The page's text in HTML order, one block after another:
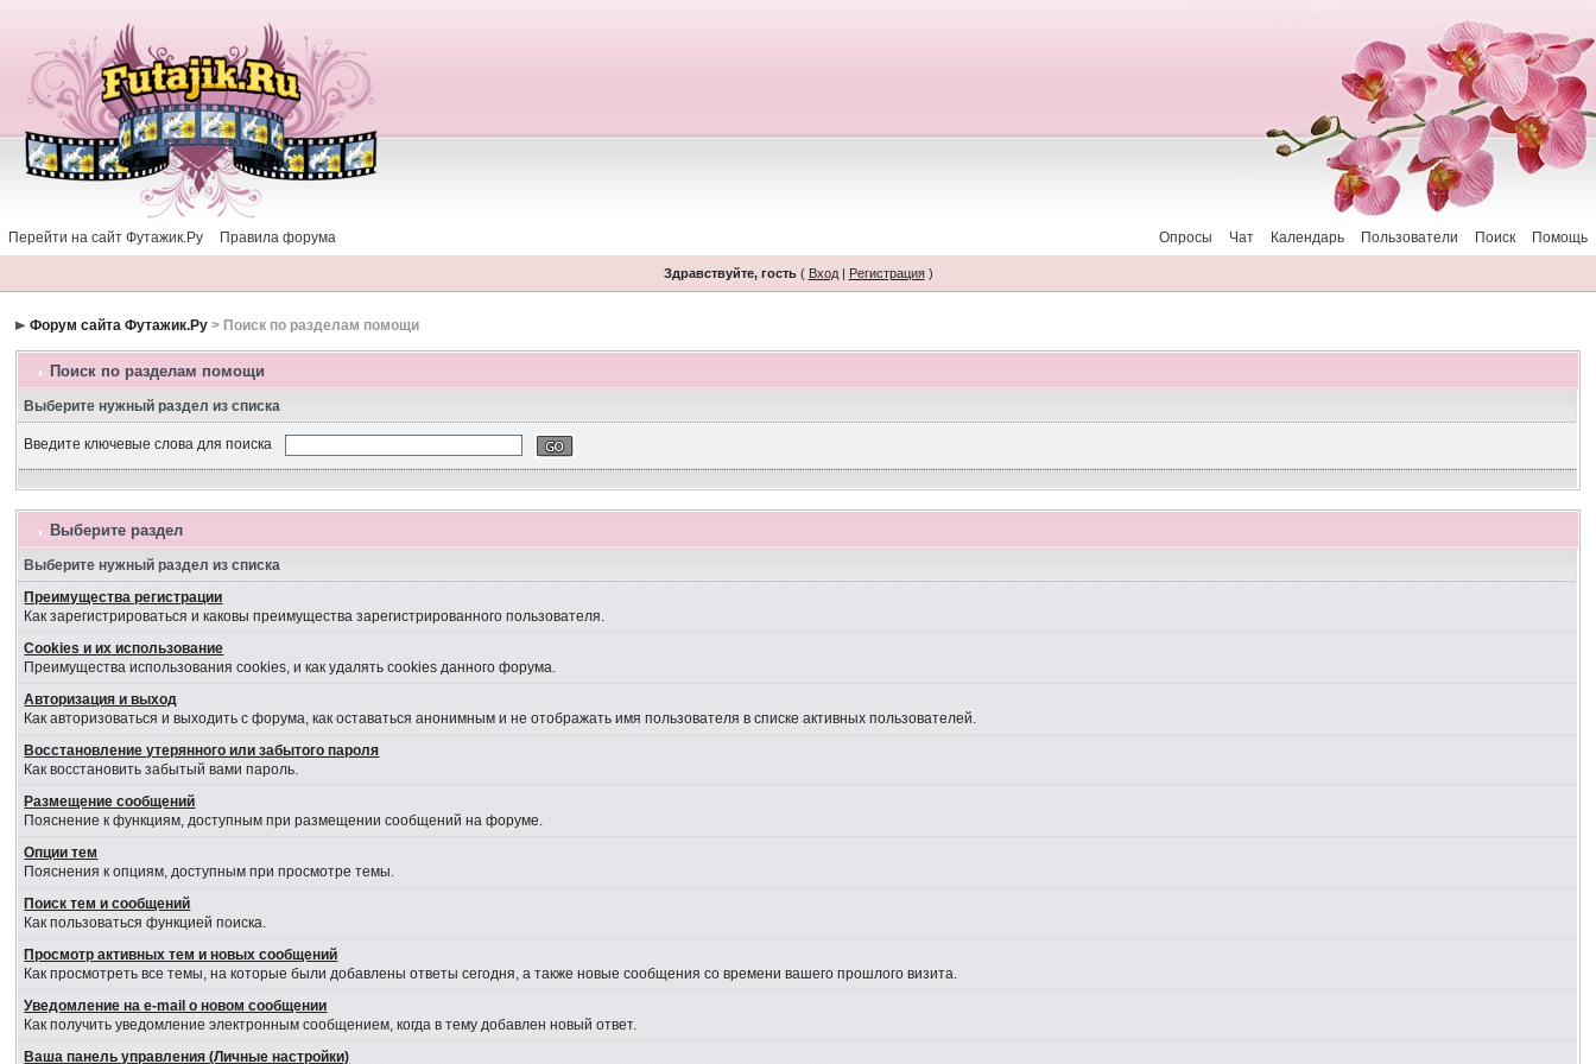
Перейти на сайт Футажик.Ру Правила форума Помощь
Поиск
Пользователи
Календарь
Чат
Опросы
Здравствуйте, гость( Вход| Регистрация)
Форум сайта Футажик.Ру > Поиск по разделам помощи
Поиск по разделам помощи
Выберите нужный раздел из списка
Введите ключевые слова для поиска
Выберите раздел
Выберите нужный раздел из списка
Преимущества регистрации
Как зарегистрироваться и каковы преимущества зарегистрированного пользователя.
Cookies и их использование
Преимущества использования cookies, и как удалять cookies данного форума.
Авторизация и выход
Как авторизоваться и выходить с форума, как оставаться анонимным и не отображать имя пользователя в списке активных пользователей.
Восстановление утерянного или забытого пароля
Как восстановить забытый вами пароль.
Размещение сообщений
Пояснение к функциям, доступным при размещении сообщений на форуме.
Опции тем
Пояснения к опциям, доступным при просмотре темы.
Поиск тем и сообщений
Как пользоваться функцией поиска.
Просмотр активных тем и новых сообщений
Как просмотреть все темы, на которые были добавлены ответы сегодня, а также новые сообщения со времени вашего прошлого визита.
Уведомление на е-mail о новом сообщении
Как получить уведомление электронным сообщением, когда в тему добавлен новый ответ.
Ваша панель управления (Личные настройки)